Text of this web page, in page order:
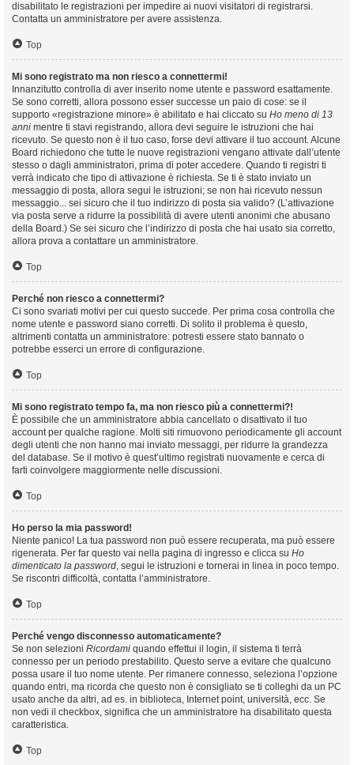
disabilitato le registrazioni per impedire ai nuovi visitatori di registrarsi.
Contatta un amministratore per avere assistenza.
Top
Mi sono registrato ma non riesco a connettermi!
Innanzitutto controlla di aver inserito nome utente e password esattamente.
Se sono corretti, allora possono esser successe un paio di cose: se il
supporto «registrazione minore» è abilitato e hai cliccato su Ho meno di 13
anni mentre ti stavi registrando, allora devi seguire le istruzioni che hai
ricevuto. Se questo non è il tuo caso, forse devi attivare il tuo account. Alcune
Board richiedono che tutte le nuove registrazioni vengano attivate dall’utente
stesso o dagli amministratori, prima di poter accedere. Quando ti registri ti
verrà indicato che tipo di attivazione è richiesta. Se ti è stato inviato un
messaggio di posta, allora segui le istruzioni; se non hai ricevuto nessun
messaggio... sei sicuro che il tuo indirizzo di posta sia valido? (L’attivazione
via posta serve a ridurre la possibilità di avere utenti anonimi che abusano
della Board.) Se sei sicuro che l’indirizzo di posta che hai usato sia corretto,
allora prova a contattare un amministratore.
Top
Perché non riesco a connettermi?
Ci sono svariati motivi per cui questo succede. Per prima cosa controlla che
nome utente e password siano corretti. Di solito il problema è questo,
altrimenti contatta un amministratore: potresti essere stato bannato o
potrebbe esserci un errore di configurazione.
Top
Mi sono registrato tempo fa, ma non riesco più a connettermi?!
È possibile che un amministratore abbia cancellato o disattivato il tuo
account per qualche ragione. Molti siti rimuovono periodicamente gli account
degli utenti che non hanno mai inviato messaggi, per ridurre la grandezza
del database. Se il motivo è quest’ultimo registrati nuovamente e cerca di
farti coinvolgere maggiormente nelle discussioni.
Top
Ho perso la mia password!
Niente panico! La tua password non può essere recuperata, ma può essere
rigenerata. Per far questo vai nella pagina di ingresso e clicca su Ho
dimenticato la password, segui le istruzioni e tornerai in linea in poco tempo.
Se riscontri difficoltà, contatta l’amministratore.
Top
Perché vengo disconnesso automaticamente?
Se non selezioni Ricordami quando effettui il login, il sistema ti terrà
connesso per un periodo prestabilito. Questo serve a evitare che qualcuno
possa usare il tuo nome utente. Per rimanere connesso, seleziona l’opzione
quando entri, ma ricorda che questo non è consigliato se ti colleghi da un PC
usato anche da altri, ad es. in biblioteca, Internet point, università, ecc. Se
non vedi il checkbox, significa che un amministratore ha disabilitato questa
caratteristica.
Top